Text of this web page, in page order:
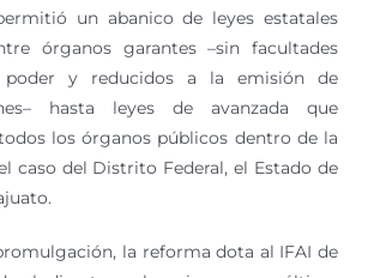
un abanico de leyes estatales
órganos garantes –sin facultades
poder y reducidos a la emisión de
hasta leyes de avanzada que
los órganos públicos dentro de la
caso del Distrito Federal, el Estado de
la reforma dota al IFAI de